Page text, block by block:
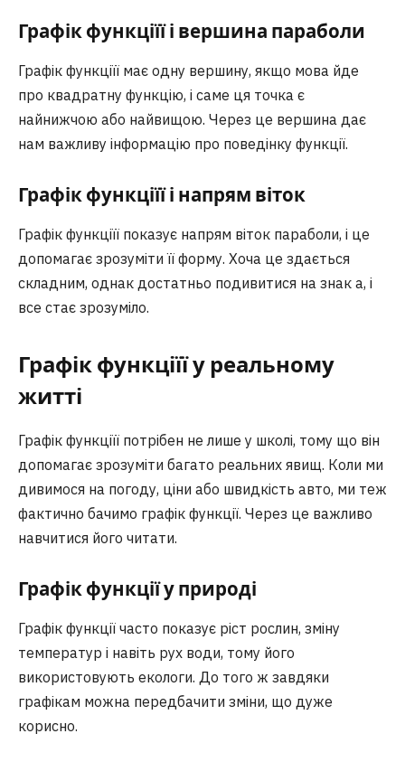
Графік функціїї і вершина параболи
Графік функціїї має одну вершину, якщо мова йде
про квадратну функцію, і саме ця точка є
найнижчою або найвищою. Через це вершина дає
нам важливу інформацію про поведінку функції.
Графік функціїї і напрям віток
Графік функціїї показує напрям віток параболи, і це
допомагає зрозуміти її форму. Хоча це здається
складним, однак достатньо подивитися на знак a, і
все стає зрозуміло.
Графік функціїї у реальному
житті
Графік функціїї потрібен не лише у школі, тому що він
допомагає зрозуміти багато реальних явищ. Коли ми
дивимося на погоду, ціни або швидкість авто, ми теж
фактично бачимо графік функції. Через це важливо
навчитися його читати.
Графік функції у природі
Графік функції часто показує ріст рослин, зміну
температур і навіть рух води, тому його
використовують екологи. До того ж завдяки
графікам можна передбачити зміни, що дуже
корисно.